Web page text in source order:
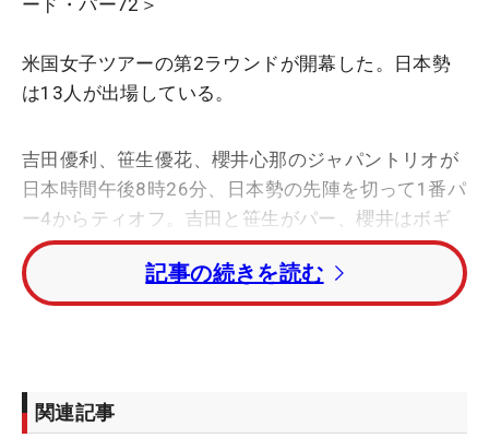
ード・パー72＞
米国女子ツアーの第2ラウンドが開幕した。日本勢
は13人が出場している。
吉田優利、笹生優花、櫻井心那のジャパントリオが
日本時間午後8時26分、日本勢の先陣を切って1番パ
ー4からティオフ。吉田と笹生がパー、櫻井はボギ
ー発進となった。いずれも予選通過を狙って残り17
ホールに挑む。
ける畑岡奈紗と同組で午後9時32分にティオフす
る。
記事の続きを読む
関連記事